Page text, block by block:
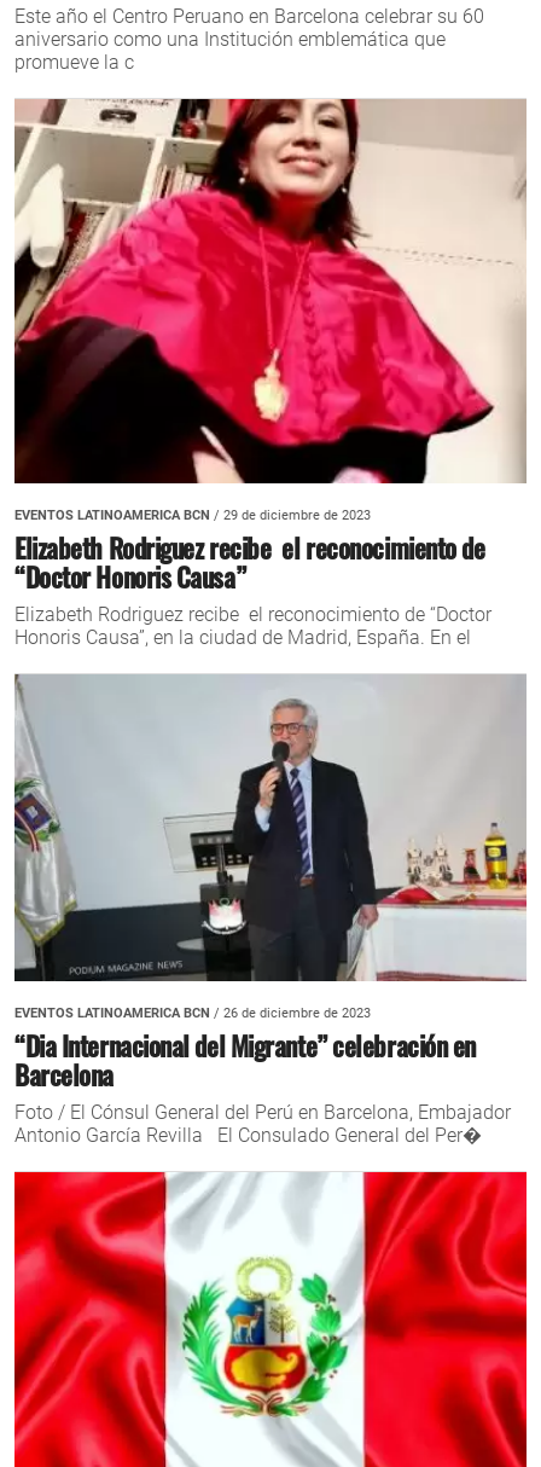
Este año el Centro Peruano en Barcelona celebrar su 60
aniversario como una Institución emblemática que
promueve la c
EVENTOS LATINOAMERICA BCN / 29 de diciembre de 2023
Elizabeth Rodriguez recibe el reconocimiento de
“Doctor Honoris Causa”
Elizabeth Rodriguez recibe el reconocimiento de “Doctor
Honoris Causa”, en la ciudad de Madrid, España. En el
EVENTOS LATINOAMERICA BCN / 26 de diciembre de 2023
“Dia Internacional del Migrante” celebración en
Barcelona
Foto / El Cónsul General del Perú en Barcelona, Embajador
Antonio García Revilla El Consulado General del Per�